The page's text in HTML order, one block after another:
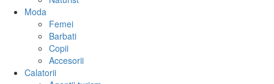
Moda
Femei
Barbati
Copii
Accesorii
Calatorii